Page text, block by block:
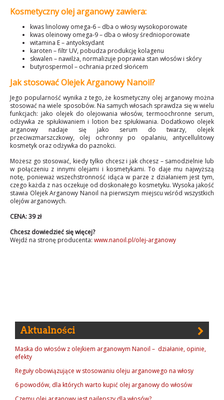
Kosmetyczny olej arganowy zawiera:
kwas linolowy omega-6 – dba o włosy wysokoporowate
kwas oleinowy omega-9 – dba o włosy średnioporowate
witamina E – antyoksydant
karoten – filtr UV, pobudza produkcję kolagenu
skwalen – nawilża, normalizuje poprawia stan włosów i skóry
butyrospermol – ochrania przed słońcem
Jak stosować Olejek Arganowy Nanoil?
Jego popularność wynika z tego, że kosmetyczny olej arganowy można
stosować na wiele sposobów. Na samych włosach sprawdza się w wielu
funkcjach: jako olejek do olejowania włosów, termoochronne serum,
odżywka ze spłukiwaniem i lotion bez spłukiwania. Dodatkowo olejek
arganowy nadaje się jako serum do twarzy, olejek
przeciwzmarszczkowy, olej ochronny po opalaniu, antycellulitowy
kosmetyk oraz odżywka do paznokci.
Możesz go stosować, kiedy tylko chcesz i jak chcesz – samodzielnie lub
w połączeniu z innymi olejami i kosmetykami. To daje mu najwyższą
notę, ponieważ wszechstronność idąca w parze z działaniem jest tym,
czego każda z nas oczekuje od doskonałego kosmetyku. Wysoka jakość
stawia Olejek Arganowy Nanoil na pierwszym miejscu wśród wszystkich
olejów arganowych.
CENA: 39 zł
Chcesz dowiedzieć się więcej?
Wejdź na stronę producenta: www.nanoil.pl/olej-arganowy
Aktualności
Maska do włosów z olejkiem arganowym Nanoil – działanie, opinie,
efekty
Reguły obowiązujące w stosowaniu oleju arganowego na włosy
6 powodów, dla których warto kupić olej arganowy do włosów